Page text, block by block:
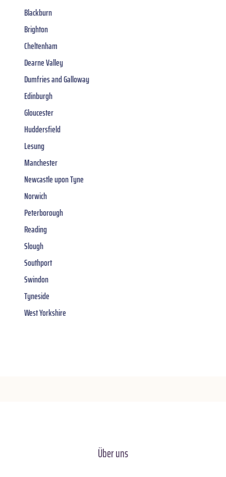
Blackburn
Brighton
Cheltenham
Dearne Valley
Dumfries and Galloway
Edinburgh
Gloucester
Huddersfield
Lesung
Manchester
Newcastle upon Tyne
Norwich
Peterborough
Reading
Slough
Southport
Swindon
Tyneside
West Yorkshire
Über uns